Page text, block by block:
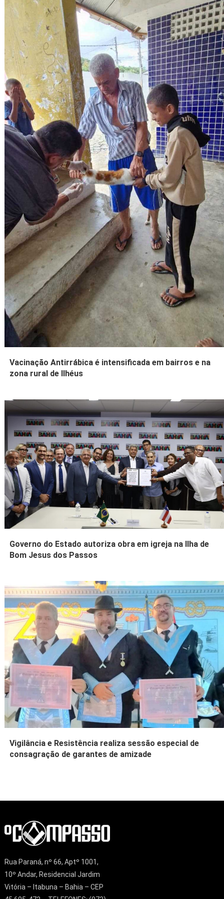
Vacinação Antirrábica é intensificada em bairros e na
zona rural de Ilhéus
Governo do Estado autoriza obra em igreja na Ilha de
Bom Jesus dos Passos
Vigilância e Resistência realiza sessão especial de
consagração de garantes de amizade
Rua Paraná, nº 66, Aptº 1001,
10º Andar, Residencial Jardim
Vitória – Itabuna – Bahia – CEP